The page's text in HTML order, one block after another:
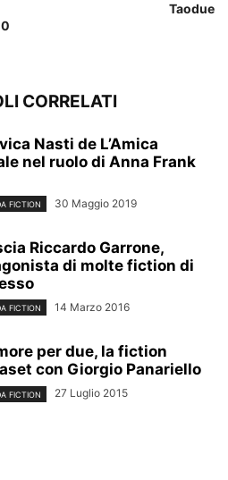
Taodue
CORRELATI
Nasti de L’Amica
nel ruolo di Anna Frank
FICTION 30 Maggio 2019
Riccardo Garrone,
di molte fiction di
FICTION 14 Marzo 2016
per due, la fiction
con Giorgio Panariello
FICTION 27 Luglio 2015